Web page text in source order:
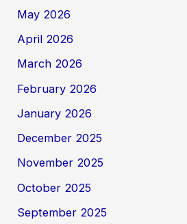
May 2026
April 2026
March 2026
February 2026
January 2026
December 2025
November 2025
October 2025
September 2025